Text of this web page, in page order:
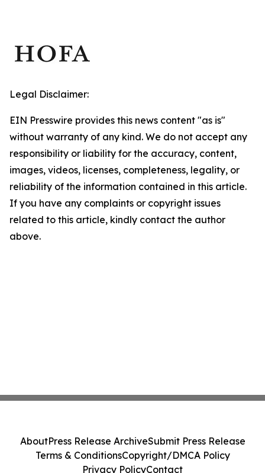
Legal Disclaimer:
EIN Presswire provides this news content "as is"
without warranty of any kind. We do not accept any
responsibility or liability for the accuracy, content,
images, videos, licenses, completeness, legality, or
reliability of the information contained in this article.
If you have any complaints or copyright issues
related to this article, kindly contact the author
above.
AboutPress Release ArchiveSubmit Press Release
Terms & ConditionsCopyright/DMCA Policy
Privacy PolicyContact